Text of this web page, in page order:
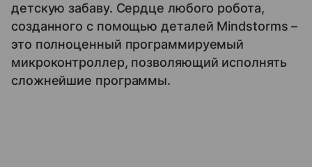
детскую забаву. Сердце любого робота,
созданного с помощью деталей Mindstorms –
это полноценный программируемый
микроконтроллер, позволяющий исполнять
сложнейшие программы.